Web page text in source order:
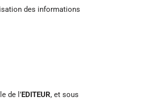
des informations
de l’EDITEUR, et sous